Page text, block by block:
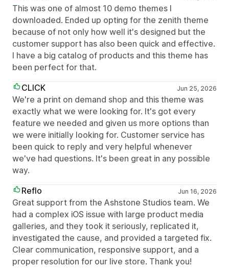
This was one of almost 10 demo themes I
downloaded. Ended up opting for the zenith theme
because of not only how well it's designed but the
customer support has also been quick and effective.
I have a big catalog of products and this theme has
been perfect for that.
CLICK
Jun 25, 2026
We're a print on demand shop and this theme was
exactly what we were looking for. It's got every
feature we needed and given us more options than
we were initially looking for. Customer service has
been quick to reply and very helpful whenever
we've had questions. It's been great in any possible
way.
Reflo
Jun 16, 2026
Great support from the Ashstone Studios team. We
had a complex iOS issue with large product media
galleries, and they took it seriously, replicated it,
investigated the cause, and provided a targeted fix.
Clear communication, responsive support, and a
proper resolution for our live store. Thank you!